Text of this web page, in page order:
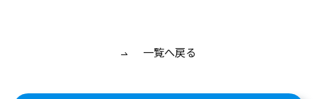
一覧へ戻る